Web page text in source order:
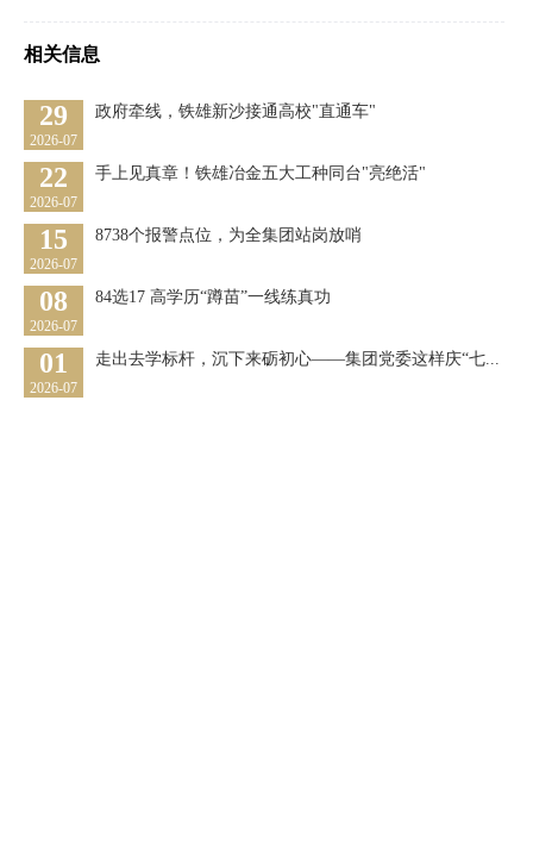
相关信息
29
2026-07
政府牵线，铁雄新沙接通高校"直通车"
22
2026-07
手上见真章！铁雄冶金五大工种同台"亮绝活"
15
2026-07
8738个报警点位，为全集团站岗放哨
08
2026-07
84选17 高学历“蹲苗”一线练真功
01
2026-07
走出去学标杆，沉下来砺初心——集团党委这样庆“七...